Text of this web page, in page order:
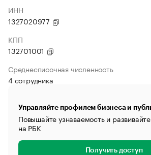
ИНН
1327020977
КПП
132701001
Среднесписочная численность
4 сотрудника
Управляйте профилем бизнеса и
Повышайте узнаваемость и
на РБК
Получить доступ